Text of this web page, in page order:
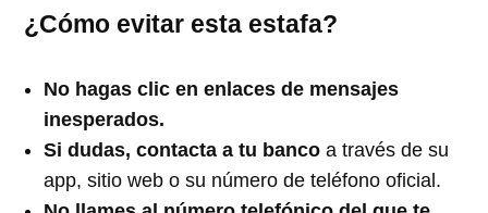
¿Cómo evitar esta estafa?
No hagas clic en enlaces de mensajes
inesperados.
Si dudas, contacta a tu banco a través de su
app, sitio web o su número de teléfono oficial.